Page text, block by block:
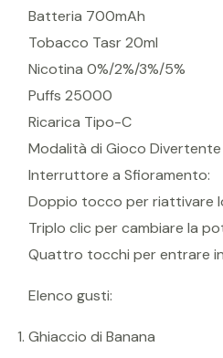
Batteria 700mAh
Tobacco Tasr 20ml
Nicotina 0%/2%/3%/5%
Puffs 25000
Ricarica Tipo-C
Modalità di Gioco Divertente
Interruttore a Sfioramento:
Doppio tocco per riattivare
Triplo clic per cambiare la
Quattro tocchi per entrare
Elenco gusti:
Ghiaccio di Banana